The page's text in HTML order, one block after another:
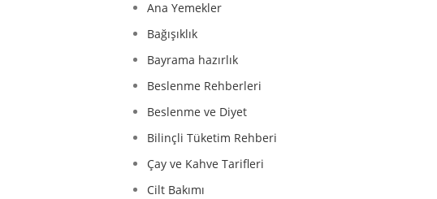
Ana Yemekler
Bağışıklık
Bayrama hazırlık
Beslenme Rehberleri
Beslenme ve Diyet
Bilinçli Tüketim Rehberi
Çay ve Kahve Tarifleri
Cilt Bakımı